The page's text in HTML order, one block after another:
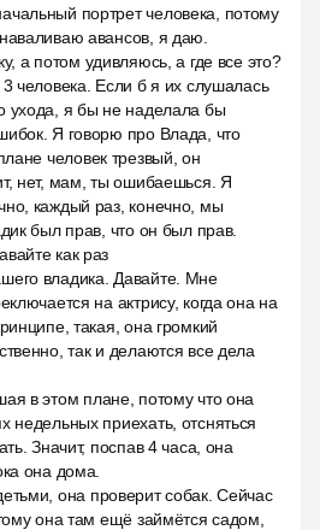
портрет человека, потому
авансов, я даю.
а потом удивляюсь, а где все это?
человека. Если б я их слушалась
ухода, я бы не наделала бы
Я говорю про Влада, что
человек трезвый, он
нет, мам, ты ошибаешься. Я
каждый раз, конечно, мы
был прав, что он был прав.
как раз
владика. Давайте. Мне
на актрису, когда она на
такая, она громкий
так и делаются все дела
в этом плане, потому что она
недельных приехать, отсняться
Значит, поспав 4 часа, она
она дома.
она проверит собак. Сейчас
она там ещё займётся садом,